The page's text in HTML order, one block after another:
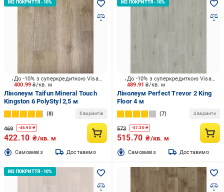
400.99₴/кв. м
До -10% з суперкредиткою Visa Вигода
Лінолеум Taifun Mineral Touch
Kingston 6 PolyStyl 2,5 м
8 6 варіантів
469 -46.90₴
422.10 ₴/кв. м
Cамовивіз Доставимо
489.91₴/кв. м
До -10% з суперкредиткою Visa Вигода
Лінолеум Perfect Trevor 2 King
Floor 4 м
7 4 варіанти
573 -57.30₴
515.70 ₴/кв. м
Cамовивіз Доставимо